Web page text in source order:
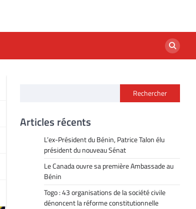
Rechercher
Articles récents
L’ex-Président du Bénin, Patrice Talon élu
président du nouveau Sénat
Le Canada ouvre sa première Ambassade au
Bénin
Togo : 43 organisations de la société civile
dénoncent la réforme constitutionnelle